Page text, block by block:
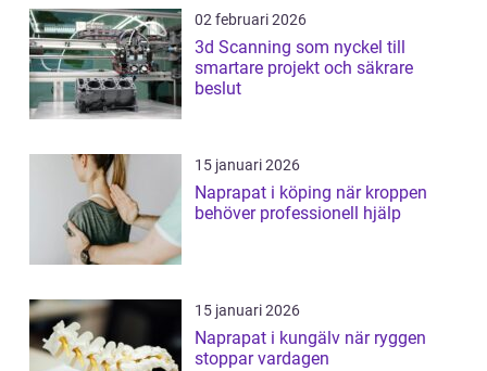
02 februari 2026
3d Scanning som nyckel till
smartare projekt och säkrare
beslut
15 januari 2026
Naprapat i köping när kroppen
behöver professionell hjälp
15 januari 2026
Naprapat i kungälv när ryggen
stoppar vardagen